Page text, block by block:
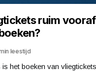
ruim
leestijd
het boeken van